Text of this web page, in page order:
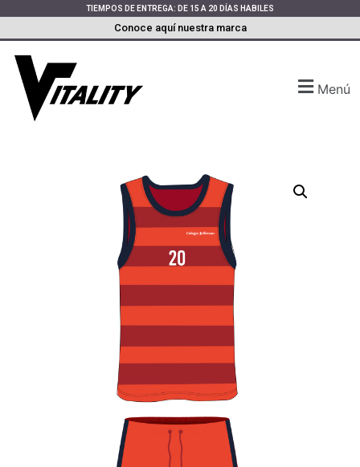
TIEMPOS DE ENTREGA: DE 15 A 20 DÍAS HABILES
Conoce aquí nuestra marca
Menú